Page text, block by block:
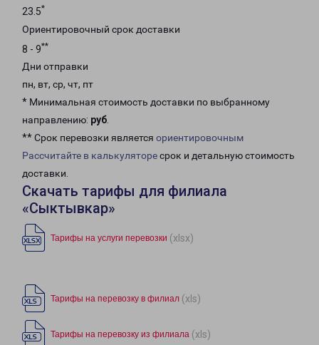
23.5*
Ориентировочный срок доставки
8 - 9**
Дни отправки
пн, вт, ср, чт, пт
* Минимальная стоимость доставки по выбранному
направлению: руб.
** Срок перевозки является ориентировочным
Рассчитайте в калькуляторесрок и детальную стоимость
доставки.
Скачать тарифы для филиала
«Сыктывкар»
Тарифы на услуги перевозки (xlsx)
Тарифы на перевозку в филиал (xls)
Тарифы на перевозку из филиала (xls)